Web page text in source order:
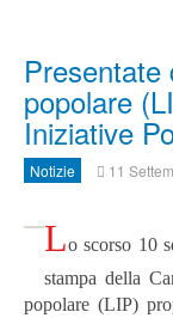
Presentate
popolare
Iniziative
Notizie 11
Lo scorso 10
stampa della
popolare (LIP)